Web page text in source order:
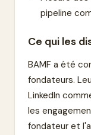
pipeline
Ce qui les
BAMF a été
fondateurs.
LinkedIn
les
fondateur et